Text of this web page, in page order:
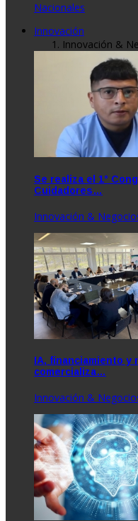
Nacionales
Innovación
Innovación &
Se realiza el 1°
Cuidadores…
Innovación &
IA, financiamiento y
comercializa…
Innovación &